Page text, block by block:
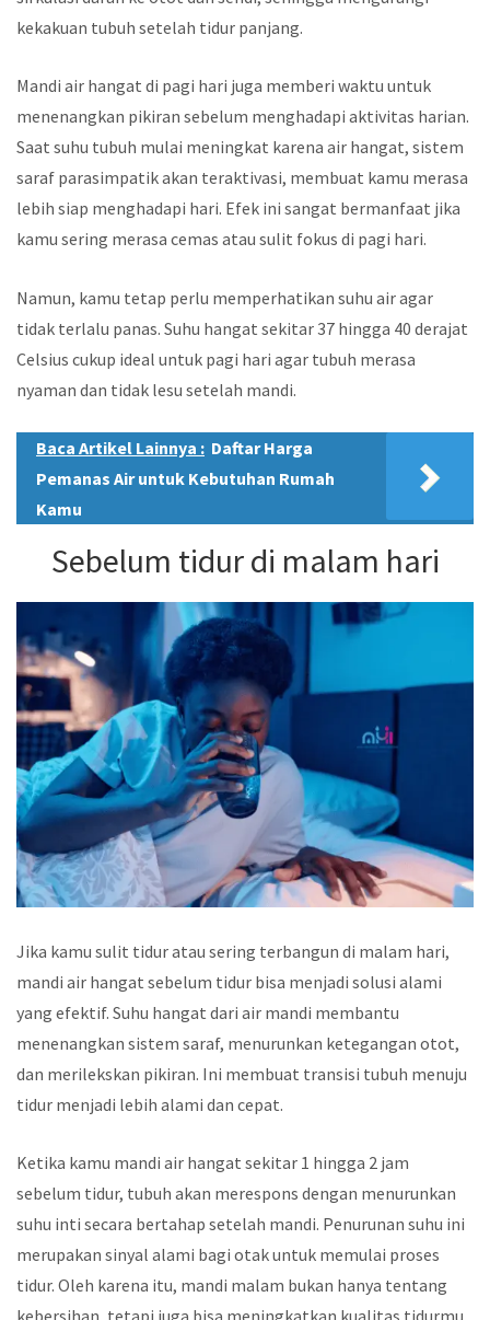
kekakuan tubuh setelah tidur panjang.
Mandi air hangat di pagi hari juga memberi waktu untuk
menenangkan pikiran sebelum menghadapi aktivitas harian.
Saat suhu tubuh mulai meningkat karena air hangat, sistem
saraf parasimpatik akan teraktivasi, membuat kamu merasa
lebih siap menghadapi hari. Efek ini sangat bermanfaat jika
kamu sering merasa cemas atau sulit fokus di pagi hari.
Namun, kamu tetap perlu memperhatikan suhu air agar
tidak terlalu panas. Suhu hangat sekitar 37 hingga 40 derajat
Celsius cukup ideal untuk pagi hari agar tubuh merasa
nyaman dan tidak lesu setelah mandi.
Baca Artikel Lainnya : Daftar Harga
Pemanas Air untuk Kebutuhan Rumah
Kamu
Sebelum tidur di malam hari
Jika kamu sulit tidur atau sering terbangun di malam hari,
mandi air hangat sebelum tidur bisa menjadi solusi alami
yang efektif. Suhu hangat dari air mandi membantu
menenangkan sistem saraf, menurunkan ketegangan otot,
dan merilekskan pikiran. Ini membuat transisi tubuh menuju
tidur menjadi lebih alami dan cepat.
Ketika kamu mandi air hangat sekitar 1 hingga 2 jam
sebelum tidur, tubuh akan merespons dengan menurunkan
suhu inti secara bertahap setelah mandi. Penurunan suhu ini
merupakan sinyal alami bagi otak untuk memulai proses
tidur. Oleh karena itu, mandi malam bukan hanya tentang